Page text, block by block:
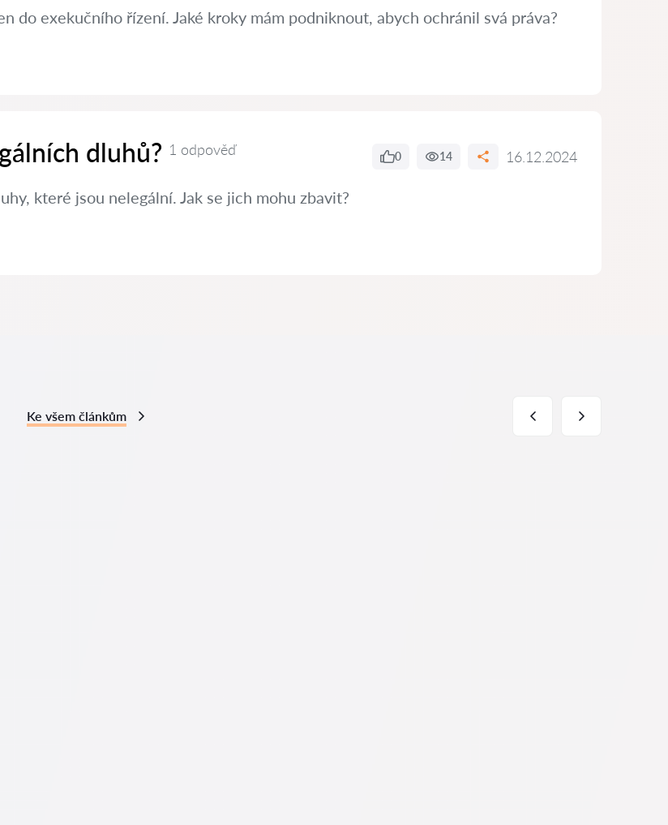
do exekučního řízení. Jaké kroky mám podniknout, abych ochránil svá práva?
dluhů? 1 odpověď 0 14 16.12.2024
které jsou nelegální. Jak se jich mohu zbavit?
Ke všem článkům